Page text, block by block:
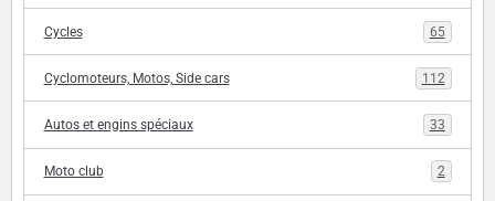
Cycles 65
Cyclomoteurs, Motos, Side cars 112
Autos et engins spéciaux 33
Moto club 2